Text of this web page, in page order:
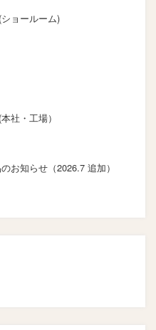
ョールーム)
社・工場）
お知らせ（2026.7 追加）